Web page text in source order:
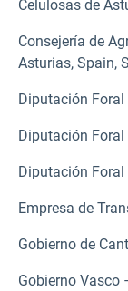
Celulosas de
Consejería de
Asturias, Spain,
Diputación
Diputación
Diputación
Empresa de
Gobierno de
Gobierno Vasco